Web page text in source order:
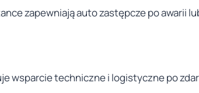
zapewniają auto zastępcze po awarii
wsparcie techniczne i logistyczne po